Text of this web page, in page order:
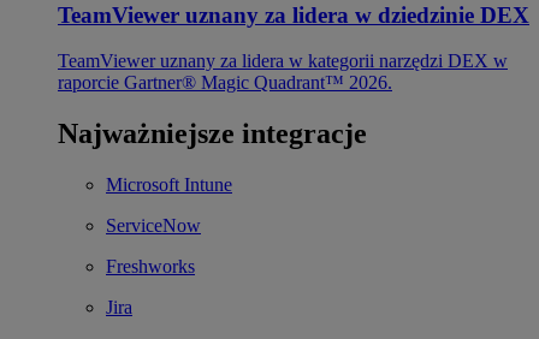
TeamViewer uznany za lidera w dziedzinie DEX
TeamViewer uznany za lidera w kategorii narzędzi DEX w
raporcie Gartner® Magic Quadrant™ 2026.
Najważniejsze integracje
Microsoft Intune
ServiceNow
Freshworks
Jira